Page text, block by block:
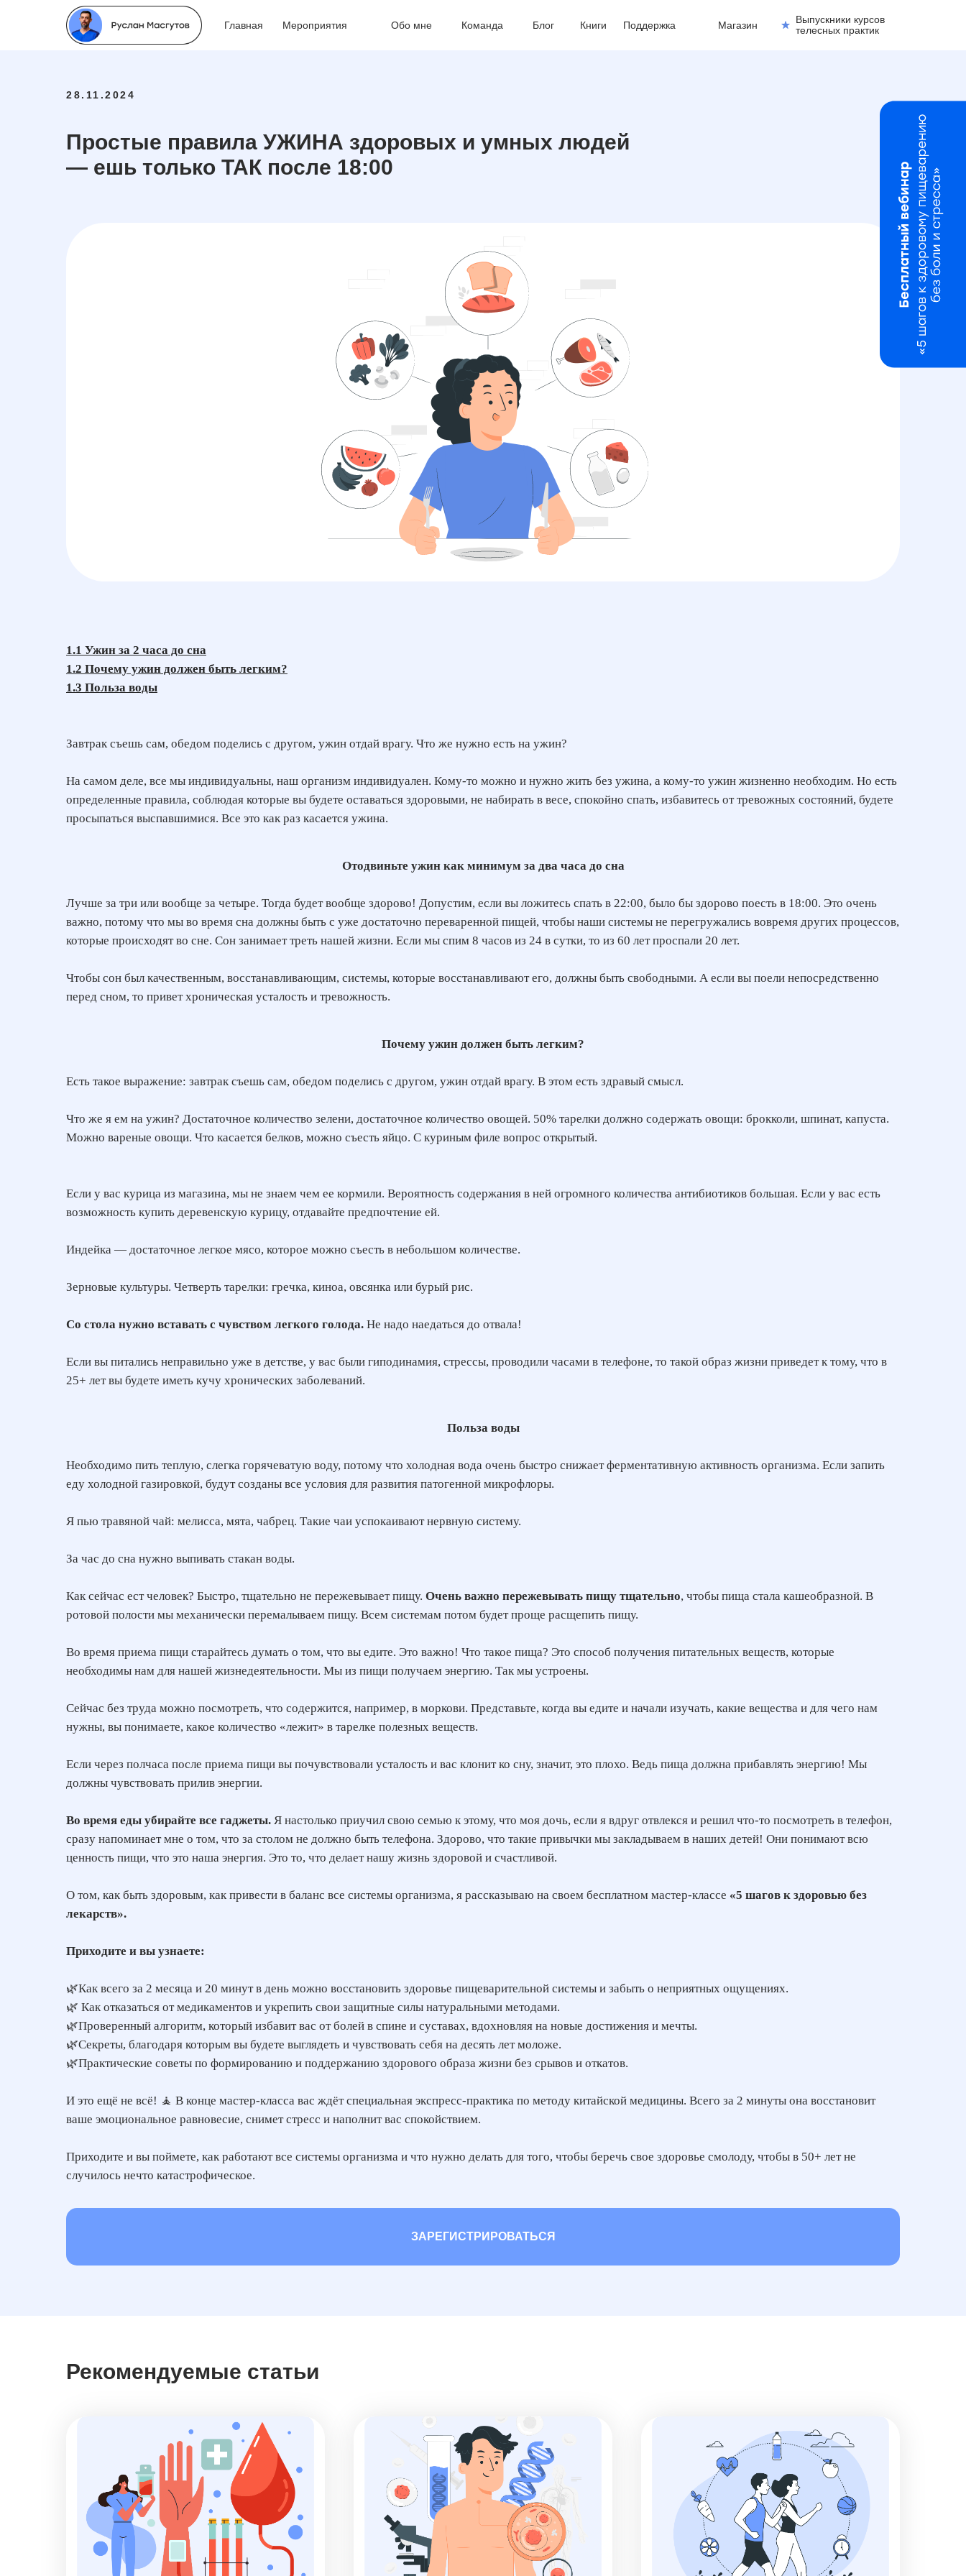
Главная Мероприятия Команда Блог Книги
Обо мне Поддержка Магазин
Выпускники курсов
телесных практик
28.11.2024
Простые правила УЖИНА здоровых и умных людей
— ешь только ТАК после 18:00
1.1 Ужин за 2 часа до сна
1.2 Почему ужин должен быть легким?
1.3 Польза воды
Завтрак съешь сам, обедом поделись с другом, ужин отдай врагу. Что же нужно есть на ужин?
На самом деле, все мы индивидуальны, наш организм индивидуален. Кому-то можно и нужно жить без ужина, а кому-то ужин жизненно необходим. Но есть
определенные правила, соблюдая которые вы будете оставаться здоровыми, не набирать в весе, спокойно спать, избавитесь от тревожных состояний, будете
просыпаться выспавшимися. Все это как раз касается ужина.
Отодвиньте ужин как минимум за два часа до сна
Лучше за три или вообще за четыре. Тогда будет вообще здорово! Допустим, если вы ложитесь спать в 22:00, было бы здорово поесть в 18:00. Это очень
важно, потому что мы во время сна должны быть с уже достаточно переваренной пищей, чтобы наши системы не перегружались вовремя других процессов,
которые происходят во сне. Сон занимает треть нашей жизни. Если мы спим 8 часов из 24 в сутки, то из 60 лет проспали 20 лет.
Чтобы сон был качественным, восстанавливающим, системы, которые восстанавливают его, должны быть свободными. А если вы поели непосредственно
перед сном, то привет хроническая усталость и тревожность.
Почему ужин должен быть легким?
Есть такое выражение: завтрак съешь сам, обедом поделись с другом, ужин отдай врагу. В этом есть здравый смысл.
Что же я ем на ужин? Достаточное количество зелени, достаточное количество овощей. 50% тарелки должно содержать овощи: брокколи, шпинат, капуста.
Можно вареные овощи. Что касается белков, можно съесть яйцо. С куриным филе вопрос открытый.
Если у вас курица из магазина, мы не знаем чем ее кормили. Вероятность содержания в ней огромного количества антибиотиков большая. Если у вас есть
возможность купить деревенскую курицу, отдавайте предпочтение ей.
Индейка — достаточное легкое мясо, которое можно съесть в небольшом количестве.
Зерновые культуры. Четверть тарелки: гречка, киноа, овсянка или бурый рис.
Со стола нужно вставать с чувством легкого голода. Не надо наедаться до отвала!
Если вы питались неправильно уже в детстве, у вас были гиподинамия, стрессы, проводили часами в телефоне, то такой образ жизни приведет к тому, что в
25+ лет вы будете иметь кучу хронических заболеваний.
Польза воды
Необходимо пить теплую, слегка горячеватую воду, потому что холодная вода очень быстро снижает ферментативную активность организма. Если запить
еду холодной газировкой, будут созданы все условия для развития патогенной микрофлоры.
Я пью травяной чай: мелисса, мята, чабрец. Такие чаи успокаивают нервную систему.
За час до сна нужно выпивать стакан воды.
Как сейчас ест человек? Быстро, тщательно не пережевывает пищу. Очень важно пережевывать пищу тщательно, чтобы пища стала кашеобразной. В
ротовой полости мы механически перемалываем пищу. Всем системам потом будет проще расщепить пищу.
Во время приема пищи старайтесь думать о том, что вы едите. Это важно! Что такое пища? Это способ получения питательных веществ, которые
необходимы нам для нашей жизнедеятельности. Мы из пищи получаем энергию. Так мы устроены.
Сейчас без труда можно посмотреть, что содержится, например, в моркови. Представьте, когда вы едите и начали изучать, какие вещества и для чего нам
нужны, вы понимаете, какое количество «лежит» в тарелке полезных веществ.
Если через полчаса после приема пищи вы почувствовали усталость и вас клонит ко сну, значит, это плохо. Ведь пища должна прибавлять энергию! Мы
должны чувствовать прилив энергии.
Во время еды убирайте все гаджеты. Я настолько приучил свою семью к этому, что моя дочь, если я вдруг отвлекся и решил что-то посмотреть в телефон,
сразу напоминает мне о том, что за столом не должно быть телефона. Здорово, что такие привычки мы закладываем в наших детей! Они понимают всю
ценность пищи, что это наша энергия. Это то, что делает нашу жизнь здоровой и счастливой.
О том, как быть здоровым, как привести в баланс все системы организма, я рассказываю на своем бесплатном мастер-классе «5 шагов к здоровью без
лекарств».
Приходите и вы узнаете:
🌿Как всего за 2 месяца и 20 минут в день можно восстановить здоровье пищеварительной системы и забыть о неприятных ощущениях.
🌿 Как отказаться от медикаментов и укрепить свои защитные силы натуральными методами.
🌿Проверенный алгоритм, который избавит вас от болей в спине и суставах, вдохновляя на новые достижения и мечты.
🌿Секреты, благодаря которым вы будете выглядеть и чувствовать себя на десять лет моложе.
🌿Практические советы по формированию и поддержанию здорового образа жизни без срывов и откатов.
И это ещё не всё! 🧘 В конце мастер-класса вас ждёт специальная экспресс-практика по методу китайской медицины. Всего за 2 минуты она восстановит
ваше эмоциональное равновесие, снимет стресс и наполнит вас спокойствием.
Приходите и вы поймете, как работают все системы организма и что нужно делать для того, чтобы беречь свое здоровье смолоду, чтобы в 50+ лет не
случилось нечто катастрофическое.
ЗАРЕГИСТРИРОВАТЬСЯ
Рекомендуемые статьи